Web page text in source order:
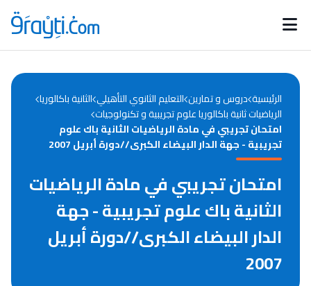
Catégories
d'actualités
Annonces bourses
الرئيسية دروس و تمارين التعليم الثانوي التأهيلي الثانية باكالوريا
الرياضيات ثانية باكالوريا علوم تجريبية و تكنولوجيات
امتحان تجريبي في مادة الرياضيات الثانية باك علوم
تجريبية - جهة الدار البيضاء الكبرى//دورة أبريل 2007
امتحان تجريبي في مادة الرياضيات
الثانية باك علوم تجريبية - جهة
الدار البيضاء الكبرى//دورة أبريل
2007